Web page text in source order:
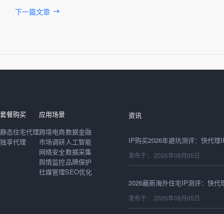
下一篇文章
套餐购买
静态住宅代理
独享代理
应用场景
跨境电商
市场调研
网络安全
舆情监控
社媒管理
数据金融
人工智能
数据采集
品牌保护
SEO优化
资讯
发布于： 2026年08月06日
发布于： 2026年08月05日
发布于： 2026年08月05日